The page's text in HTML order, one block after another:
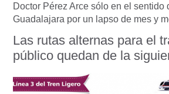
Doctor Pérez Arce sólo en el sentido
Guadalajara por un lapso de mes y
Las rutas alternas para el
público quedan de la